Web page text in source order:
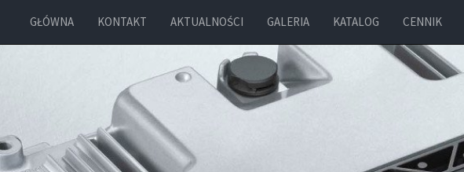
GŁÓWNA KONTAKT AKTUALNOŚCI GALERIA KATALOG CENNIK